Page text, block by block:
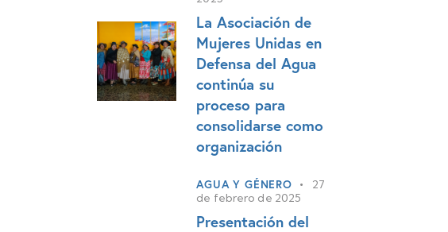
La Asociación de
Mujeres Unidas en
Defensa del Agua
continúa su
proceso para
consolidarse como
organización
AGUA Y GÉNERO
27
de febrero de 2025
Presentación del